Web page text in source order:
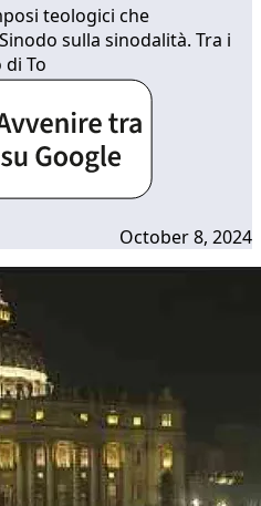
teologici che
sulla sinodalità. Tra i
To
October 8, 2024